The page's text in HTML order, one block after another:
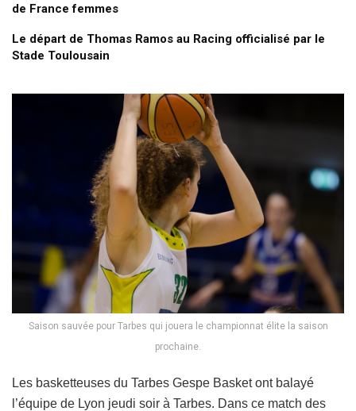
de France femmes
Le départ de Thomas Ramos au Racing officialisé par le
Stade Toulousain
Saison sauvée pour Tarbes qui jouera le championnat élite la saison
prochaine.
Les basketteuses du Tarbes Gespe Basket ont balayé
l’équipe de Lyon jeudi soir à Tarbes. Dans ce match des